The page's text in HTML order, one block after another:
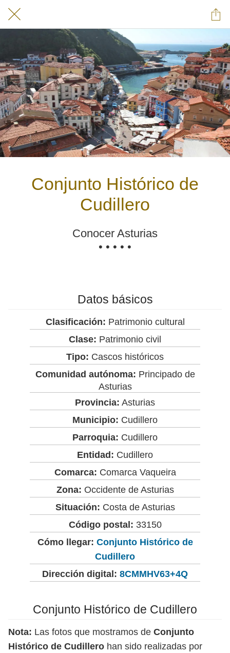
Conjunto Histórico de
Cudillero
Conocer Asturias
• • • • •
Datos básicos
Clasificación: Patrimonio cultural
Clase: Patrimonio civil
Tipo: Cascos históricos
Comunidad autónoma: Principado de
Asturias
Provincia: Asturias
Municipio: Cudillero
Parroquia: Cudillero
Entidad: Cudillero
Comarca: Comarca Vaqueira
Zona: Occidente de Asturias
Situación: Costa de Asturias
Código postal: 33150
Cómo llegar: Conjunto Histórico de
Cudillero
Dirección digital: 8CMMHV63+4Q
Conjunto Histórico de Cudillero
Nota: Las fotos que mostramos de Conjunto
Histórico de Cudillero han sido realizadas por